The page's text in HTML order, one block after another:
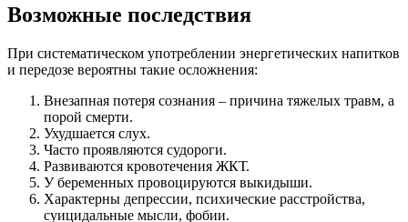
Возможные последствия
При систематическом употреблении энергетических напитков
и передозе вероятны такие осложнения:
Внезапная потеря сознания – причина тяжелых травм, а
порой смерти.
Ухудшается слух.
Часто проявляются судороги.
Развиваются кровотечения ЖКТ.
У беременных провоцируются выкидыши.
Характерны депрессии, психические расстройства,
суицидальные мысли, фобии.